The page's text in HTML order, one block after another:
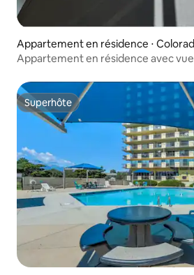
Appartement en résidence ⋅
Appartement en résidence avec
Superhôte
Superhôte